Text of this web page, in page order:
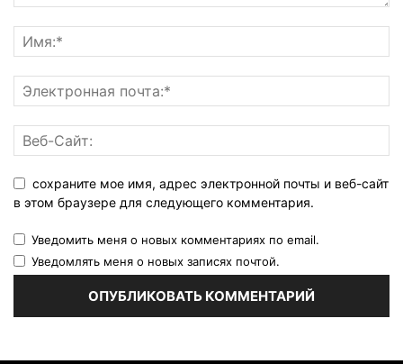
сохраните мое имя, адрес электронной почты и веб-сайт
в этом браузере для следующего комментария.
Уведомить меня о новых комментариях по email.
Уведомлять меня о новых записях почтой.